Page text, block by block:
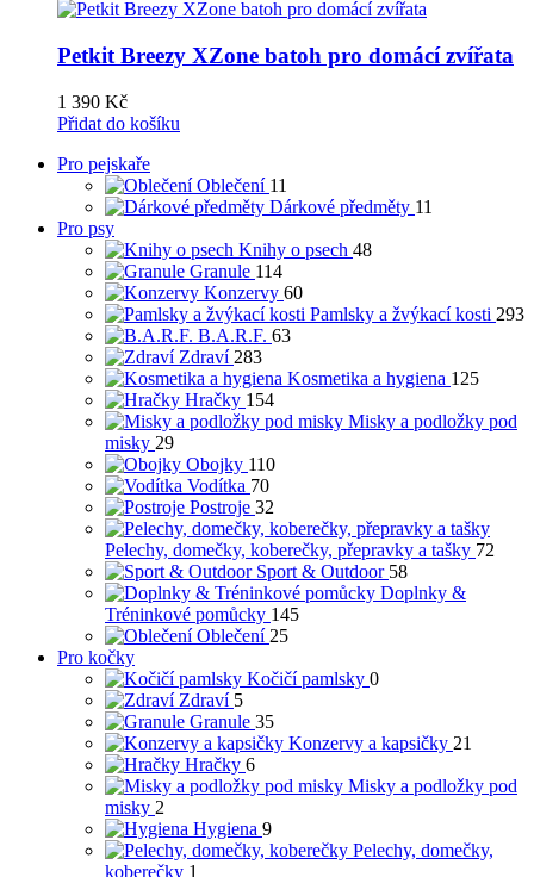
Petkit Breezy XZone batoh pro domácí zvířata
1 390 Kč
Přidat do košíku
Pro pejskaře
Oblečení 11
Dárkové předměty 11
Pro psy
Knihy o psech 48
Granule 114
Konzervy 60
Pamlsky a žvýkací kosti 293
B.A.R.F. 63
Zdraví 283
Kosmetika a hygiena 125
Hračky 154
Misky a podložky pod
misky 29
Obojky 110
Vodítka 70
Postroje 32
Pelechy, domečky, koberečky, přepravky a tašky 72
Sport & Outdoor 58
Doplnky &
Tréninkové pomůcky 145
Oblečení 25
Pro kočky
Kočičí pamlsky 0
Zdraví 5
Granule 35
Konzervy a kapsičky 21
Hračky 6
Misky a podložky pod
misky 2
Hygiena 9
Pelechy, domečky,
koberečky 1